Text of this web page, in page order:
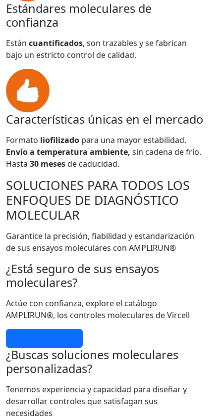
Estándares moleculares de
confianza
Están cuantificados, son trazables y se fabrican
bajo un estricto control de calidad.
Características únicas en el mercado
Formato liofilizado para una mayor estabilidad.
Envío a temperatura ambiente, sin cadena de frío.
Hasta 30 mesesde caducidad.
SOLUCIONES PARA TODOS LOS
ENFOQUES DE DIAGNÓSTICO
MOLECULAR
Garantice la precisión, fiabilidad y estandarización
de sus ensayos moleculares con AMPLIRUN®
¿Está seguro de sus ensayos
moleculares?
Actúe con confianza, explore el catálogo
AMPLIRUN®, los controles moleculares de Vircell
¿Buscas soluciones moleculares
personalizadas?
Tenemos experiencia y capacidad para diseñar y
desarrollar controles que satisfagan sus
necesidades